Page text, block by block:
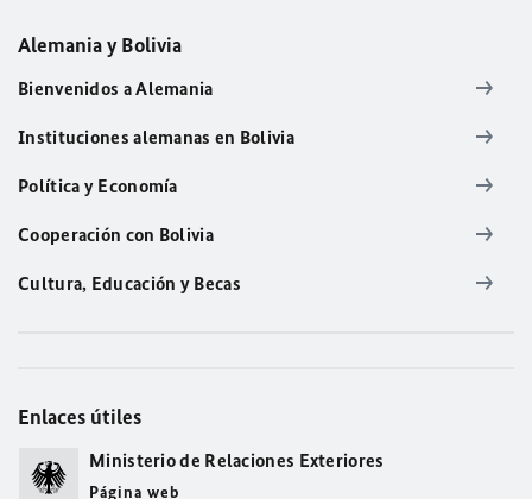
Alemania y Bolivia
Bienvenidos a Alemania
Instituciones alemanas en Bolivia
Política y Economía
Cooperación con Bolivia
Cultura, Educación y Becas
Enlaces útiles
Ministerio de Relaciones Exteriores
Página web